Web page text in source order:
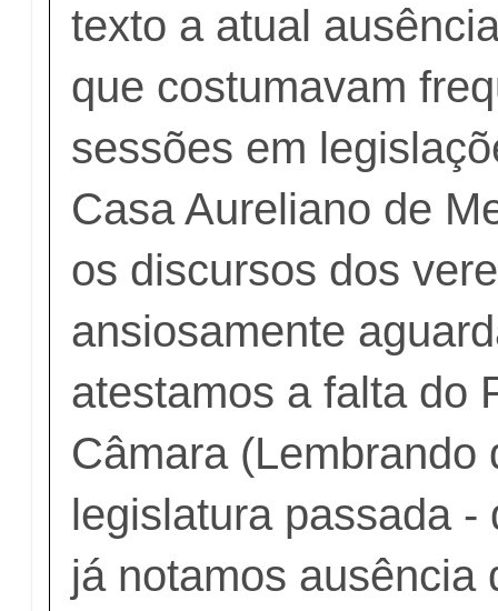
texto a atual
que costumavam
sessões em
Casa Aureliano de
os discursos dos
ansiosamente
atestamos a falta do
Câmara (Lembrando
legislatura passada -
já notamos ausência